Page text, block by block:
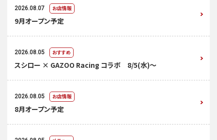
2026.08.07 お店情報
9月オープン予定
2026.08.05 おすすめ
スシロー × GAZOO Racing コラボ 8/5(水)～
2026.08.05 お店情報
8月オープン予定